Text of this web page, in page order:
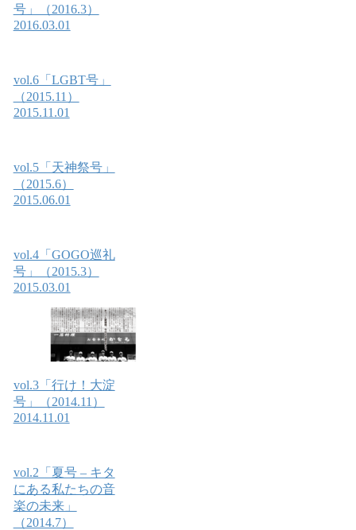
号」（2016.3）
2016.03.01
vol.6「LGBT号」
（2015.11）
2015.11.01
vol.5「天神祭号」
（2015.6）
2015.06.01
vol.4「GOGO巡礼
号」（2015.3）
2015.03.01
vol.3「行け！大淀
号」（2014.11）
2014.11.01
vol.2「夏号 – キタ
にある私たちの音
楽の未来」
（2014.7）